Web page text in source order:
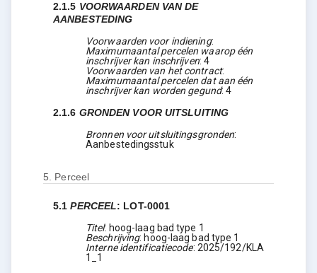
2.1.5 VOORWAARDEN VAN DE
AANBESTEDING
Voorwaarden voor indiening:
Maximumaantal percelen waarop één
inschrijver kan inschrijven: 4
Voorwaarden van het contract:
Maximumaantal percelen dat aan één
inschrijver kan worden gegund:4
2.1.6 GRONDEN VOOR UITSLUITING
Bronnen voor uitsluitingsgronden:
Aanbestedingsstuk
5. Perceel
5.1PERCEEL: LOT-0001
Titel: hoog-laag bad type 1
Beschrijving: hoog-laag bad type 1
Interne identificatiecode: 2025/192/KLA
1_1